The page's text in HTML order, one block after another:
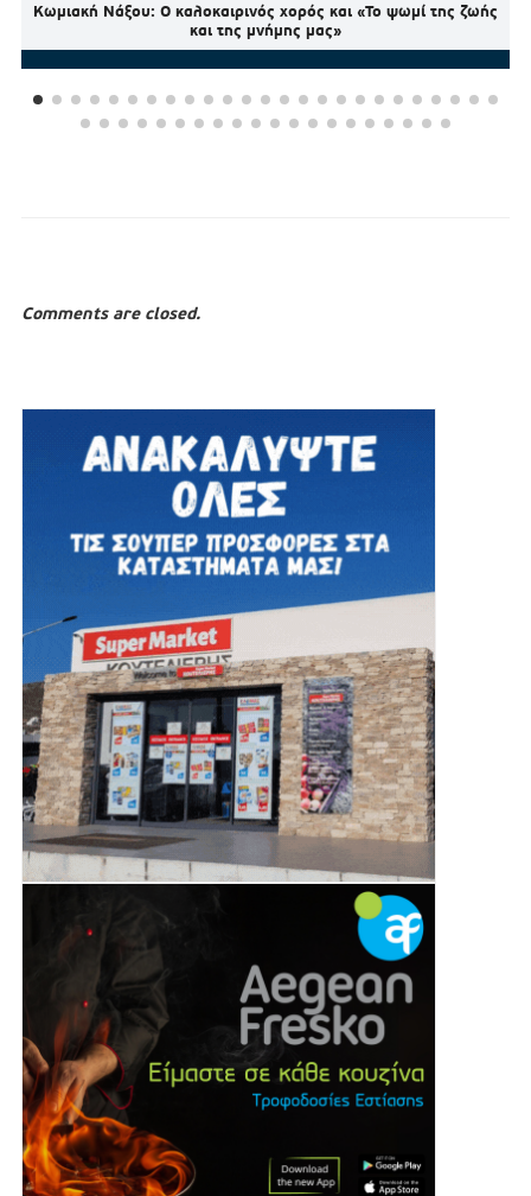
Κωμιακή Νάξου: Ο καλοκαιρινός χορός και «Το ψωμί της ζωής
και της μνήμης μας»
Comments are closed.